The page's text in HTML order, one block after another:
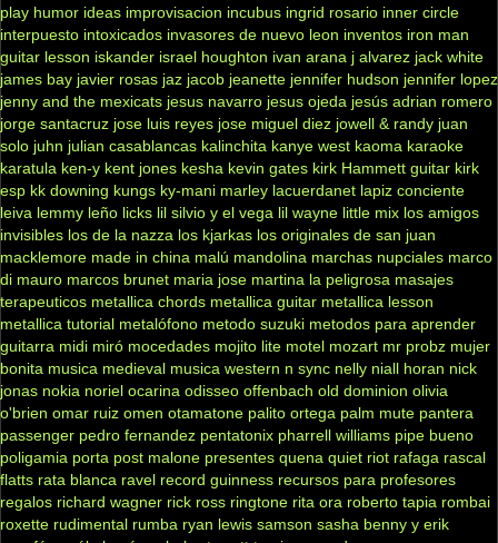
play humor ideas improvisacion incubus ingrid rosario inner circle
interpuesto intoxicados invasores de nuevo leon inventos iron man
guitar lesson iskander israel houghton ivan arana j alvarez jack white
james bay javier rosas jaz jacob jeanette jennifer hudson jennifer lopez
jenny and the mexicats jesus navarro jesus ojeda jesús adrian romero
jorge santacruz jose luis reyes jose miguel diez jowell & randy juan
solo juhn julian casablancas kalinchita kanye west kaoma karaoke
karatula ken-y kent jones kesha kevin gates kirk Hammett guitar kirk
esp kk downing kungs ky-mani marley lacuerdanet lapiz conciente
leiva lemmy leño licks lil silvio y el vega lil wayne little mix los amigos
invisibles los de la nazza los kjarkas los originales de san juan
macklemore made in china malú mandolina marchas nupciales marco
di mauro marcos brunet maria jose martina la peligrosa masajes
terapeuticos metallica chords metallica guitar metallica lesson
metallica tutorial metalófono metodo suzuki metodos para aprender
guitarra midi miró mocedades mojito lite motel mozart mr probz mujer
bonita musica medieval musica western n sync nelly niall horan nick
jonas nokia noriel ocarina odisseo offenbach old dominion olivia
o'brien omar ruiz omen otamatone palito ortega palm mute pantera
passenger pedro fernandez pentatonix pharrell williams pipe bueno
poligamia porta post malone presentes quena quiet riot rafaga rascal
flatts rata blanca ravel record guinness recursos para profesores
regalos richard wagner rick ross ringtone rita ora roberto tapia rombai
roxette rudimental rumba ryan lewis samson sasha benny y erik